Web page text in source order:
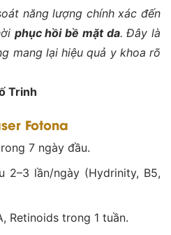
năng lượng chính xác đến
phục hồi bề mặt da. Đây là
mang lại hiệu quả y khoa rõ
Trinh
Fotona
7 ngày đầu.
2–3 lần/ngày (Hydrinity, B5,
Retinoids trong 1 tuần.